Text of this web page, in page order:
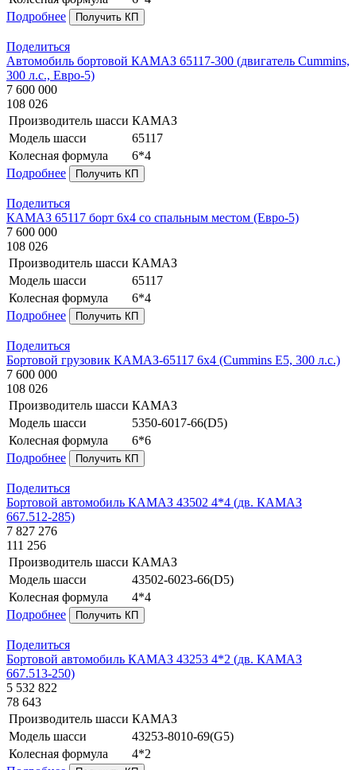
Подробнее
Получить КП
Поделиться
Автомобиль бортовой КАМАЗ 65117-300 (двигатель Cummins,
300 л.с., Евро-5)
7 600 000
108 026
Производитель шасси КАМАЗ
Модель шасси
65117
Колесная формула
6*4
Подробнее
Получить КП
Поделиться
КАМАЗ 65117 борт 6х4 со спальным местом (Евро-5)
7 600 000
108 026
Производитель шасси КАМАЗ
Модель шасси
65117
Колесная формула
6*4
Подробнее
Получить КП
Поделиться
Бортовой грузовик КАМАЗ-65117 6х4 (Cummins E5, 300 л.с.)
7 600 000
108 026
Производитель шасси КАМАЗ
Модель шасси
5350-6017-66(D5)
Колесная формула
6*6
Подробнее
Получить КП
Поделиться
Бортовой автомобиль КАМАЗ 43502 4*4 (дв. КАМАЗ
667.512-285)
7 827 276
111 256
Производитель шасси КАМАЗ
Модель шасси
43502-6023-66(D5)
Колесная формула
4*4
Подробнее
Получить КП
Поделиться
Бортовой автомобиль КАМАЗ 43253 4*2 (дв. КАМАЗ
667.513-250)
5 532 822
78 643
Производитель шасси КАМАЗ
Модель шасси
43253-8010-69(G5)
Колесная формула
4*2